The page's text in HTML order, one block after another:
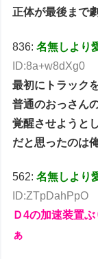
正体が最後まで
836:名無しより
ID:8a+w8dXg0
最初にトラック
普通のおっさん
覚醒させようと
だと思ったのは
562:名無しより
ID:ZTpDahPpO
Ｄ4の加速装置
ぁ